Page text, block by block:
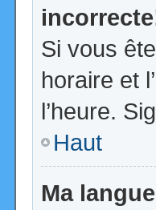
Si vous
horaire et
l’heure.
Haut
Ma